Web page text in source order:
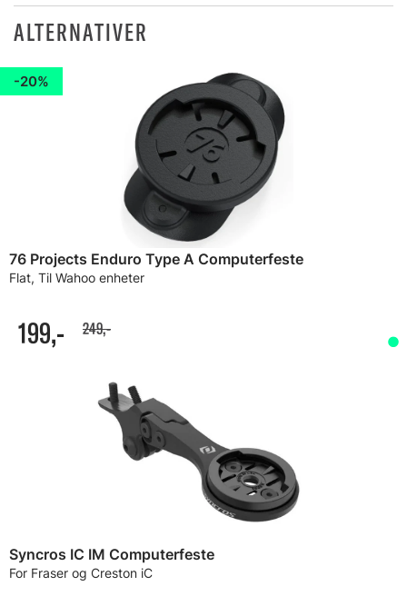
ALTERNATIVER
20%
76 Projects Enduro Type A Computerfeste
Flat, Til Wahoo enheter
199,- 249,-
Syncros IC IM Computerfeste
For Fraser og Creston iC